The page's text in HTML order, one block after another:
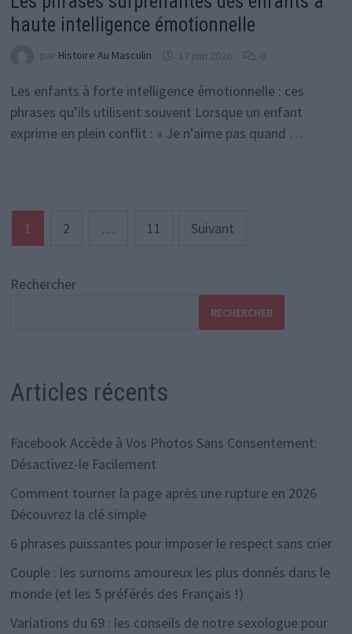
haute intelligence émotionnelle
par Histoire Au Masculin 17 juin 2026 0
Les enfants à forte intelligence émotionnelle : ces
phrases qu’ils utilisent souvent Lorsque un enfant
exprime en plein conflit : « Je n’aime pas quand …
Pagination
des
publications
1 2 … 11 Suivant
Rechercher
RECHERCHER
Articles récents
Facebook Accède à Vos Photos Sans Consentement:
Désactivez-le Facilement
Comment tourner la page après une rupture en 2026
Découvrez la clé simple
6 phrases puissantes pour imposer le respect sans crier
Couple : les surnoms amoureux les plus donnés dans le
monde (et les 5 préférés des Français !)
Variations du 69 : les conseils de notre sexologue pour